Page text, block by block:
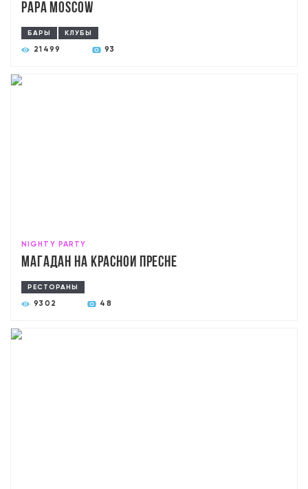
PAPA Moscow
БАРЫ КЛУБЫ
21499 93
NIGHTY PARTY
Магадан на Красной Пресне
РЕСТОРАНЫ
9302 48